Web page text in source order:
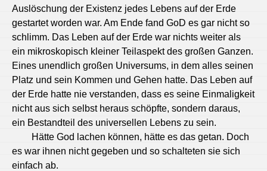
Auslöschung der Existenz jedes Lebens auf der Erde
gestartet worden war. Am Ende fand GoD es gar nicht so
schlimm. Das Leben auf der Erde war nichts weiter als
ein mikroskopisch kleiner Teilaspekt des großen Ganzen.
Eines unendlich großen Universums, in dem alles seinen
Platz und sein Kommen und Gehen hatte. Das Leben auf
der Erde hatte nie verstanden, dass es seine Einmaligkeit
nicht aus sich selbst heraus schöpfte, sondern daraus,
ein Bestandteil des universellen Lebens zu sein.
Hätte God lachen können, hätte es das getan. Doch
es war ihnen nicht gegeben und so schalteten sie sich
einfach ab.